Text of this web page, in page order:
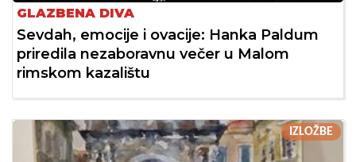
GLAZBENA DIVA
Sevdah, emocije i ovacije: Hanka Paldum
priredila nezaboravnu večer u Malom
rimskom kazalištu
IZLOŽBE